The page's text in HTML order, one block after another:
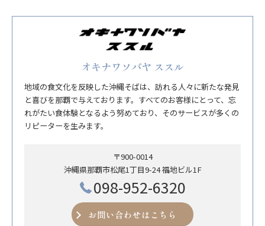
オキナワソバヤ ススル
地域の食文化を反映した沖縄そばは、訪れる人々に新たな発見
と喜びを那覇で与えております。すべてのお客様にとって、忘
れがたい食体験となるよう努めており、そのサービスが多くの
リピーターを生みます。
〒900-0014
沖縄県那覇市松尾1丁目9-24 福地ビル1F
098-952-6320
お問い合わせはこちら